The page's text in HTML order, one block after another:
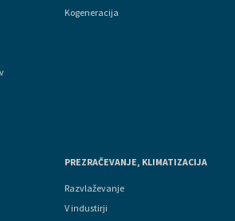
Kogeneracija
PREZRAČEVANJE, KLIMATIZACIJA
Razvlaževanje
V industirji